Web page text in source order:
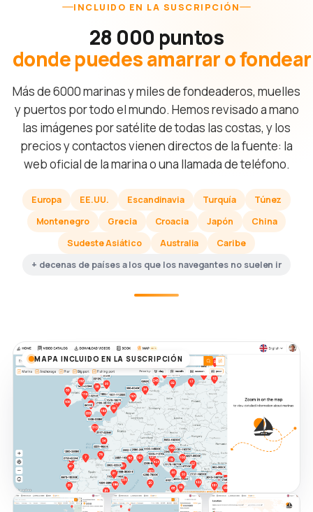
INCLUIDO EN LA SUSCRIPCIÓN
28 000 puntos
donde puedes amarrar o fondear
Más de 6000 marinas y miles de fondeaderos, muelles
y puertos por todo el mundo. Hemos revisado a mano
las imágenes por satélite de todas las costas, y los
precios y contactos vienen directos de la fuente: la
web oficial de la marina o una llamada de teléfono.
Europa EE.UU. Escandinavia Turquía
Túnez
Montenegro
Grecia Croacia Japón
China
Sudeste Asiático
Australia
Caribe
+ decenas de países a los que los navegantes no suelen ir
MAPA INCLUIDO EN LA SUSCRIPCIÓN